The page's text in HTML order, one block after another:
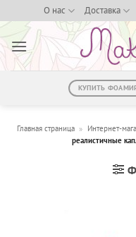
to
content
О нас Доставка
КУПИТЬ
Главная страница » Интернет-
реалистичные